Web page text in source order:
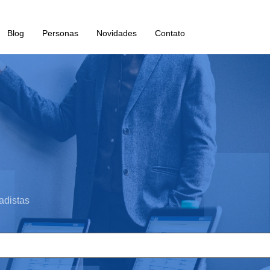
Blog Personas Novidades Contato